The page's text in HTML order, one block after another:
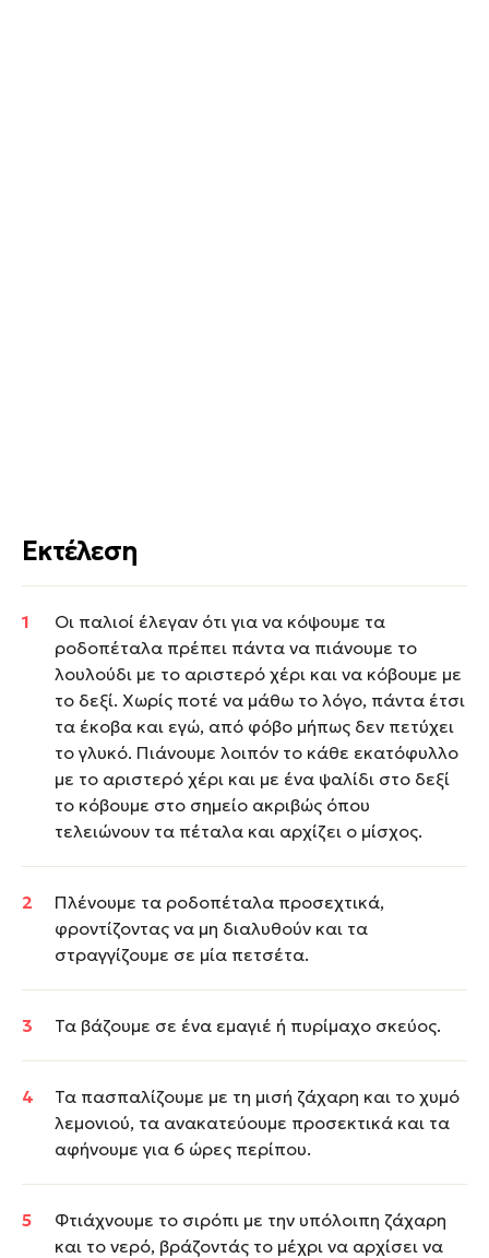
Εκτέλεση
Οι παλιοί έλεγαν ότι για να κόψουμε τα
ροδοπέταλα πρέπει πάντα να πιάνουμε το
λουλούδι με το αριστερό χέρι και να κόβουμε με
το δεξί. Χωρίς ποτέ να μάθω το λόγο, πάντα έτσι
τα έκοβα και εγώ, από φόβο μήπως δεν πετύχει
το γλυκό. Πιάνουμε λοιπόν το κάθε εκατόφυλλο
με το αριστερό χέρι και με ένα ψαλίδι στο δεξί
το κόβουμε στο σημείο ακριβώς όπου
τελειώνουν τα πέταλα και αρχίζει ο μίσχος.
Πλένουμε τα ροδοπέταλα προσεχτικά,
φροντίζοντας να μη διαλυθούν και τα
στραγγίζουμε σε μία πετσέτα.
Τα βάζουμε σε ένα εμαγιέ ή πυρίμαχο σκεύος.
Τα πασπαλίζουμε με τη μισή ζάχαρη και το χυμό
λεμονιού, τα ανακατεύουμε προσεκτικά και τα
αφήνουμε για 6 ώρες περίπου.
Φτιάχνουμε το σιρόπι με την υπόλοιπη ζάχαρη
και το νερό, βράζοντάς το μέχρι να αρχίσει να